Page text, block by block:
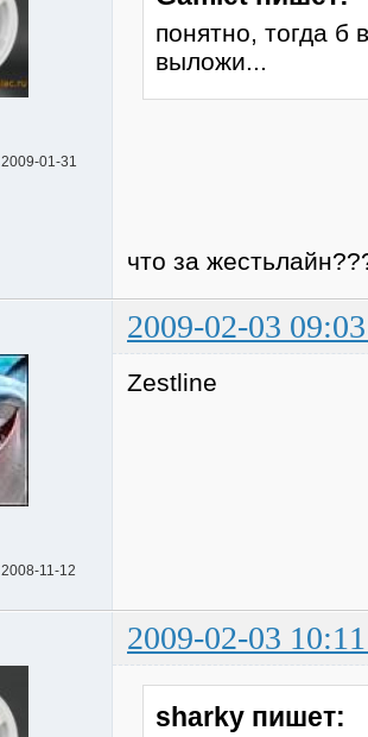
2009-01-31
понятно, тогда б
выложи...
что за
2009-02-03
2008-11-12
Zestline
2009-02-03
sharky пишет: